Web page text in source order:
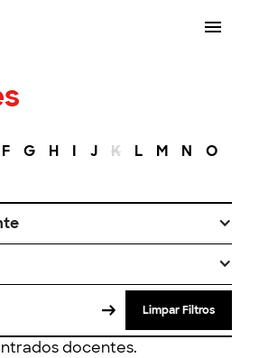
F G H I J K L M N O
Limpar Filtros
docentes.